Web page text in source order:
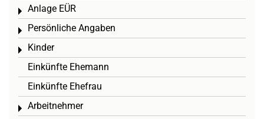
Anlage EÜR
Toggle menu
Persönliche Angaben
Toggle menu
Kinder
Toggle menu
Einkünfte Ehemann
Einkünfte Ehefrau
Arbeitnehmer
Toggle menu